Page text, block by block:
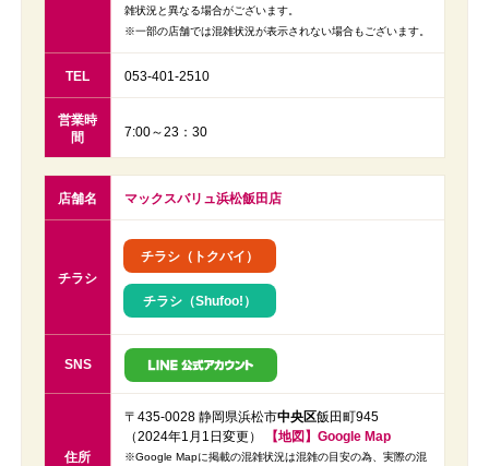
雑状況と異なる場合がございます。
※一部の店舗では混雑状況が表示されない場合もございます。
TEL 053-401-2510
営業時
間
7:00～23：30
店舗名 マックスバリュ浜松飯田店
チラシ
チラシ（トクバイ）
チラシ（Shufoo!）
SNS
住所
〒435-0028 静岡県浜松市中央区飯田町945
（2024年1月1日変更）
【地図】Google Map
※Google Mapに掲載の混雑状況は混雑の目安の為、実際の混